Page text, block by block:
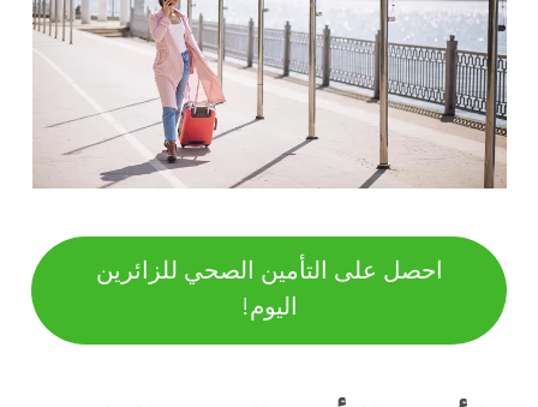
احصل على التأمين الصحي للزائرين
اليوم!